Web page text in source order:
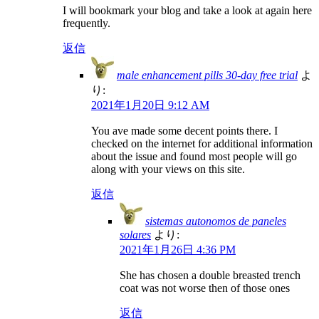
I will bookmark your blog and take a look at again here
frequently.
返信
male enhancement pills 30-day free trial よ
り:
2021年1月20日 9:12 AM
You ave made some decent points there. I
checked on the internet for additional information
about the issue and found most people will go
along with your views on this site.
返信
sistemas autonomos de paneles
solares より:
2021年1月26日 4:36 PM
She has chosen a double breasted trench
coat was not worse then of those ones
返信